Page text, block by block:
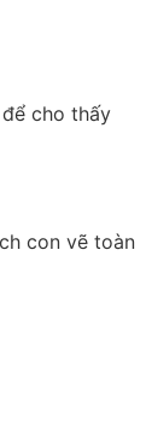
cho thấy
con vẽ toàn